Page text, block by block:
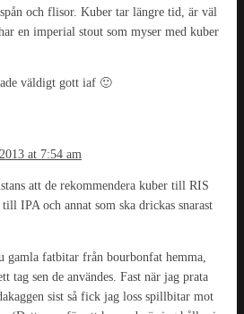
och flisor. Kuber tar längre tid, är väl
en imperial stout som myser med kuber
väldigt gott iaf 🙂
at 7:54 am
att de rekommendera kuber till RIS
IPA och annat som ska drickas snarast
gamla fatbitar från bourbonfat hemma,
tag sen de användes. Fast när jag prata
sist så fick jag loss spillbitar mot